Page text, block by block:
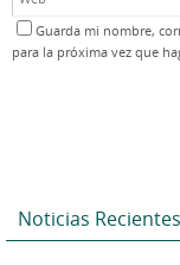
Guarda mi nombre,
para la próxima vez que
Noticias Recientes